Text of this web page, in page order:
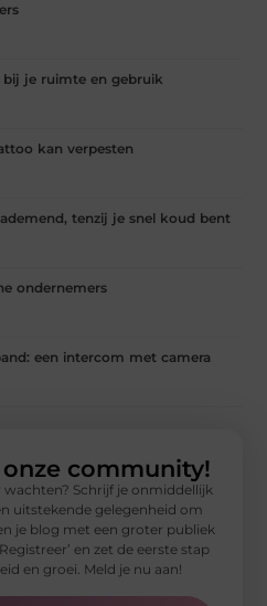
bij je ruimte en gebruik
kan verpesten
tenzij je snel koud bent
ondernemers
een intercom met camera
community!
Schrijf je onmiddellijk
uitstekende gelegenheid om
je blog met een groter publiek
en zet de eerste stap
en groei. Meld je nu aan!